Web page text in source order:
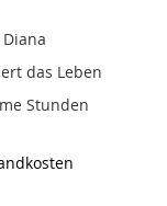
das Leben
Stunden